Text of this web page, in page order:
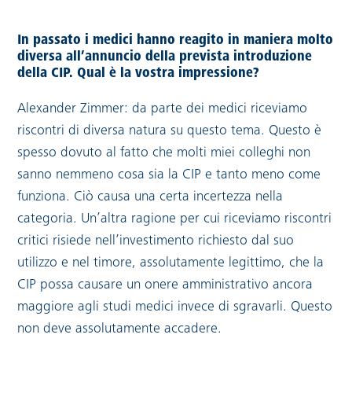
In passato i medici hanno reagito in maniera molto
diversa all’annuncio della prevista introduzione
della CIP. Qual è la vostra impressione?
Alexander Zimmer: da parte dei medici riceviamo
riscontri di diversa natura su questo tema. Questo è
spesso dovuto al fatto che molti miei colleghi non
sanno nemmeno cosa sia la CIP e tanto meno come
funziona. Ciò causa una certa incertezza nella
categoria. Un’altra ragione per cui riceviamo riscontri
critici risiede nell’investimento richiesto dal suo
utilizzo e nel timore, assolutamente legittimo, che la
CIP possa causare un onere amministrativo ancora
maggiore agli studi medici invece di sgravarli. Questo
non deve assolutamente accadere.